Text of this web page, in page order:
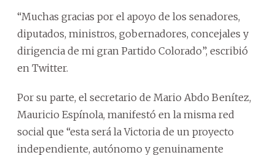
“Muchas gracias por el apoyo de los senadores,
diputados, ministros, gobernadores, concejales y
dirigencia de mi gran Partido Colorado”, escribió
en Twitter.
Por su parte, el secretario de Mario Abdo Benítez,
Mauricio Espínola, manifestó en la misma red
social que “esta será la Victoria de un proyecto
independiente, autónomo y genuinamente